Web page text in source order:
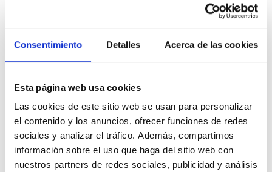
Consentimiento Detalles Acerca de las cookies
Esta página web usa cookies
Las cookies de este sitio web se usan para personalizar
el contenido y los anuncios, ofrecer funciones de redes
sociales y analizar el tráfico. Además, compartimos
información sobre el uso que haga del sitio web con
nuestros partners de redes sociales, publicidad y análisis